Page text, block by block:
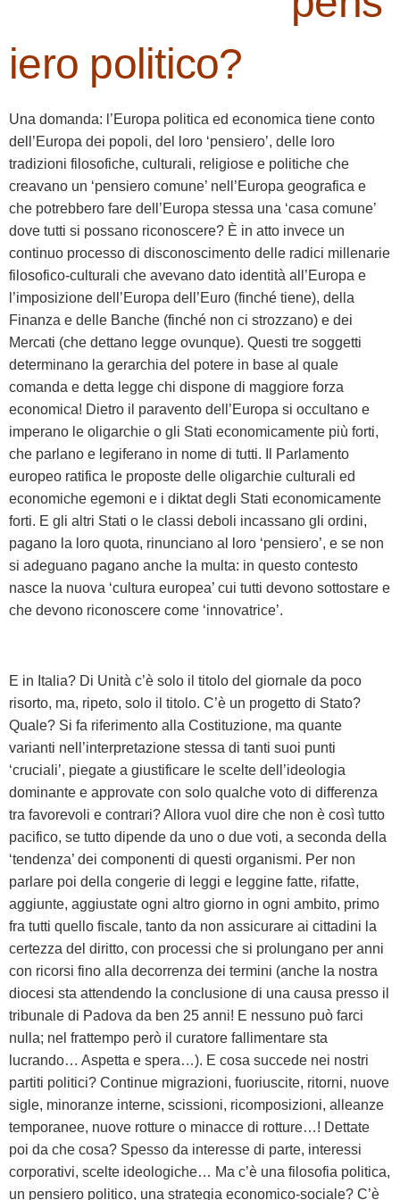
iero politico?
Una domanda: l’Europa politica ed economica tiene conto
dell’Europa dei popoli, del loro ‘pensiero’, delle loro
tradizioni filosofiche, culturali, religiose e politiche che
creavano un ‘pensiero comune’ nell’Europa geografica e
che potrebbero fare dell’Europa stessa una ‘casa comune’
dove tutti si possano riconoscere? È in atto invece un
continuo processo di disconoscimento delle radici millenarie
filosofico-culturali che avevano dato identità all’Europa e
l’imposizione dell’Europa dell’Euro (finché tiene), della
Finanza e delle Banche (finché non ci strozzano) e dei
Mercati (che dettano legge ovunque). Questi tre soggetti
determinano la gerarchia del potere in base al quale
comanda e detta legge chi dispone di maggiore forza
economica! Dietro il paravento dell’Europa si occultano e
imperano le oligarchie o gli Stati economicamente più forti,
che parlano e legiferano in nome di tutti. Il Parlamento
europeo ratifica le proposte delle oligarchie culturali ed
economiche egemoni e i diktat degli Stati economicamente
forti. E gli altri Stati o le classi deboli incassano gli ordini,
pagano la loro quota, rinunciano al loro ‘pensiero’, e se non
si adeguano pagano anche la multa: in questo contesto
nasce la nuova ‘cultura europea’ cui tutti devono sottostare e
che devono riconoscere come ‘innovatrice’.
E in Italia? Di Unità c’è solo il titolo del giornale da poco
risorto, ma, ripeto, solo il titolo. C’è un progetto di Stato?
Quale? Si fa riferimento alla Costituzione, ma quante
varianti nell’interpretazione stessa di tanti suoi punti
‘cruciali’, piegate a giustificare le scelte dell’ideologia
dominante e approvate con solo qualche voto di differenza
tra favorevoli e contrari? Allora vuol dire che non è così tutto
pacifico, se tutto dipende da uno o due voti, a seconda della
‘tendenza’ dei componenti di questi organismi. Per non
parlare poi della congerie di leggi e leggine fatte, rifatte,
aggiunte, aggiustate ogni altro giorno in ogni ambito, primo
fra tutti quello fiscale, tanto da non assicurare ai cittadini la
certezza del diritto, con processi che si prolungano per anni
con ricorsi fino alla decorrenza dei termini (anche la nostra
diocesi sta attendendo la conclusione di una causa presso il
tribunale di Padova da ben 25 anni! E nessuno può farci
nulla; nel frattempo però il curatore fallimentare sta
lucrando… Aspetta e spera…). E cosa succede nei nostri
partiti politici? Continue migrazioni, fuoriuscite, ritorni, nuove
sigle, minoranze interne, scissioni, ricomposizioni, alleanze
temporanee, nuove rotture o minacce di rotture…! Dettate
poi da che cosa? Spesso da interesse di parte, interessi
corporativi, scelte ideologiche… Ma c’è una filosofia politica,
un pensiero politico, una strategia economico-sociale? C’è